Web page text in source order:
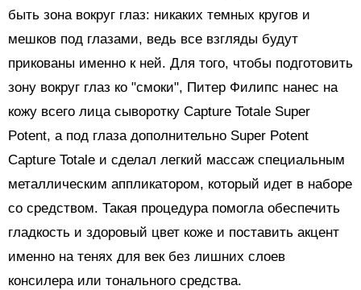
быть зона вокруг глаз: никаких темных кругов и
мешков под глазами, ведь все взгляды будут
прикованы именно к ней. Для того, чтобы подготовить
зону вокруг глаз ко "смоки", Питер Филипс нанес на
кожу всего лица сыворотку Capture Totale Super
Potent, а под глаза дополнительно Super Potent
Capture Totale и сделал легкий массаж специальным
металлическим аппликатором, который идет в наборе
со средством. Такая процедура помогла обеспечить
гладкость и здоровый цвет коже и поставить акцент
именно на тенях для век без лишних слоев
консилера или тонального средства.